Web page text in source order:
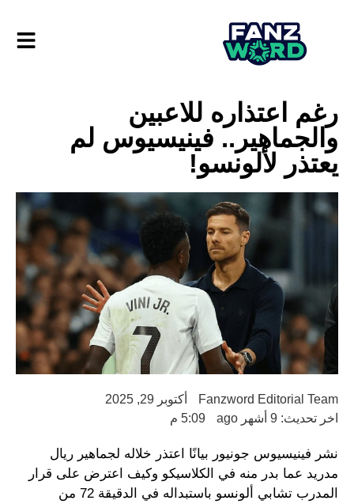
رغم اعتذاره للاعبين
والجماهير.. فينيسيوس لم
يعتذر لألونسو!
Fanzword Editorial Team
أكتوبر 29, 2025
اخر تحديث: 9 أشهر ago
5:09 م
نشر فينيسيوس جونيور بيانًا اعتذر خلاله لجماهير ريال
مدريد عما بدر منه في الكلاسيكو وكيف اعترض على قرار
المدرب تشابي ألونسو باستبداله في الدقيقة 72 من